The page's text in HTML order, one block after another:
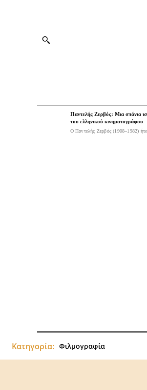
Παντελής Ζερβός: Μια σπάνια
του ελληνικού κινηματογράφου
Ο Παντελής Ζερβός (1908–1982)
Κατηγορία: Φιλμογραφία